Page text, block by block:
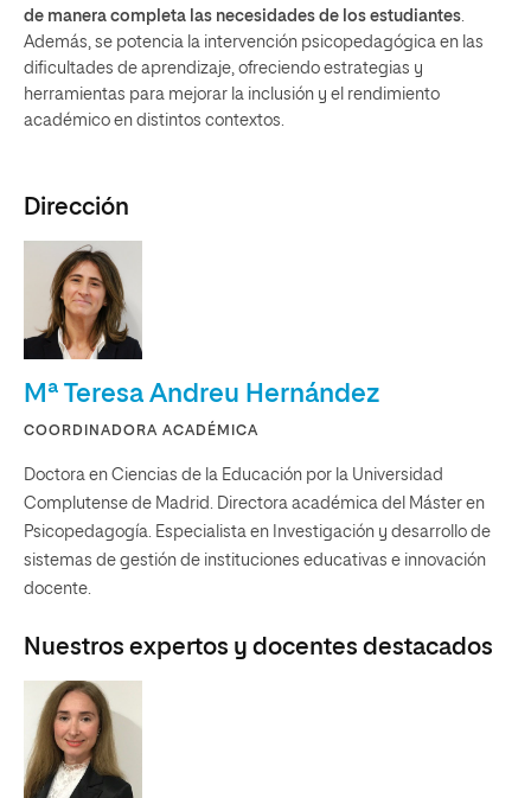
de manera completa las necesidades de los estudiantes
Además, se potencia la intervención psicopedagógica en las
dificultades de aprendizaje, ofreciendo estrategias y
herramientas para mejorar la inclusión y el rendimiento
académico en distintos contextos.
Dirección
Mª Teresa Andreu Hernández
COORDINADORA ACADÉMICA
Doctora en Ciencias de la Educación por la Universidad
Complutense de Madrid. Directora académica del Máster en
Psicopedagogía. Especialista en Investigación y desarrollo de
sistemas de gestión de instituciones educativas e innovación
docente.
Nuestros expertos y docentes destacados